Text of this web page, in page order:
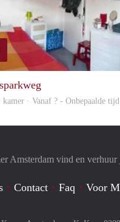
kamer · Vanaf ? - Onbepaalde tijd
Amsterdam vind en
Contact Faq Voor